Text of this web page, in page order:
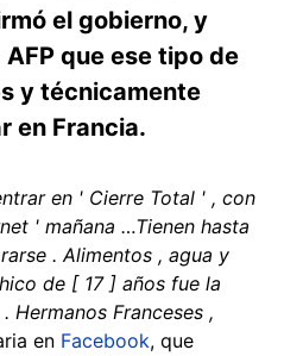
el gobierno, y
que ese tipo de
y técnicamente
en Francia.
en ' Cierre Total ' , con
' mañana …Tienen hasta
. Alimentos , agua y
de [ 17 ] años fue la
Hermanos Franceses ,
en Facebook, que